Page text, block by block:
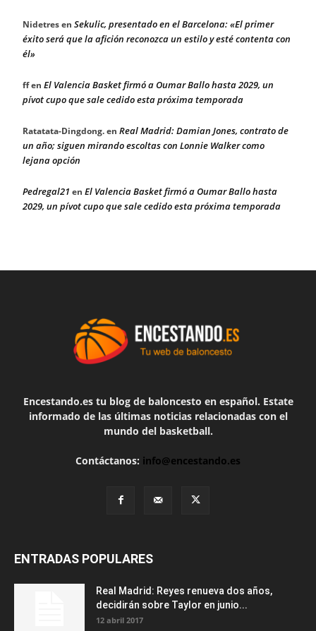
Nidetresen Sekulic, presentado en el Barcelona: «El primer
éxito será que la afición reconozca un estilo y esté contenta con
él»
ffen El Valencia Basket firmó a Oumar Ballo hasta 2029, un
pívot cupo que sale cedido esta próxima temporada
Ratatata-Dingdong.en Real Madrid: Damian Jones, contrato de
un año; siguen mirando escoltas con Lonnie Walker como
lejana opción
Pedregal21 en El Valencia Basket firmó a Oumar Ballo hasta
2029, un pívot cupo que sale cedido esta próxima temporada
Encestando.es tu blog de baloncesto en español. Estate
informado de las últimas noticias relacionadas con el
mundo del basketball.
Contáctanos: info@encestando.es
ENTRADAS POPULARES
Real Madrid: Reyes renueva dos años,
decidirán sobre Taylor en junio...
12 abril 2017